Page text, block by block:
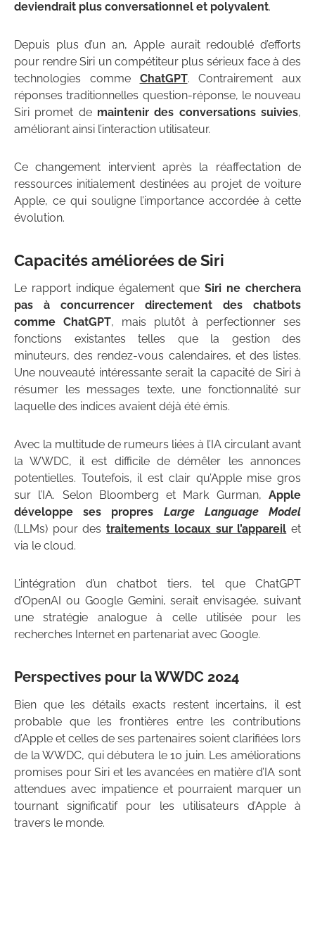
deviendrait plus conversationnel et polyvalent.
Depuis plus d’un an, Apple aurait redoublé d’efforts
pour rendre Siri un compétiteur plus sérieux face à des
technologies comme ChatGPT. Contrairement aux
réponses traditionnelles question-réponse, le nouveau
Siri promet de maintenir des conversations suivies,
améliorant ainsi l’interaction utilisateur.
Ce changement intervient après la réaffectation de
ressources initialement destinées au projet de voiture
Apple, ce qui souligne l’importance accordée à cette
évolution.
Capacités améliorées de Siri
Le rapport indique également que Siri ne cherchera
pas à concurrencer directement des chatbots
comme ChatGPT, mais plutôt à perfectionner ses
fonctions existantes telles que la gestion des
minuteurs, des rendez-vous calendaires, et des listes.
Une nouveauté intéressante serait la capacité de Siri à
résumer les messages texte, une fonctionnalité sur
laquelle des indices avaient déjà été émis.
Avec la multitude de rumeurs liées à l’IA circulant avant
la WWDC, il est difficile de démêler les annonces
potentielles. Toutefois, il est clair qu’Apple mise gros
sur l’IA. Selon Bloomberg et Mark Gurman, Apple
développe ses propres Large Language Model
(LLMs) pour destraitements locaux sur l’appareil et
via le cloud.
L’intégration d’un chatbot tiers, tel que ChatGPT
d’OpenAI ou Google Gemini, serait envisagée, suivant
une stratégie analogue à celle utilisée pour les
recherches Internet en partenariat avec Google.
Perspectives pour la WWDC 2024
Bien que les détails exacts restent incertains, il est
probable que les frontières entre les contributions
d’Apple et celles de ses partenaires soient clarifiées lors
de la WWDC, qui débutera le 10 juin. Les améliorations
promises pour Siri et les avancées en matière d’IA sont
attendues avec impatience et pourraient marquer un
tournant significatif pour les utilisateurs d’Apple à
travers le monde.